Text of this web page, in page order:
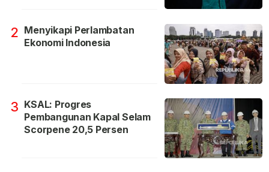
2 Menyikapi Perlambatan
Ekonomi Indonesia
3 KSAL: Progres
Pembangunan Kapal Selam
Scorpene 20,5 Persen